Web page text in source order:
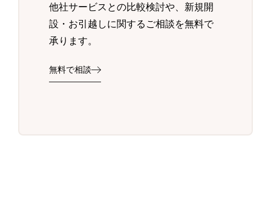
設・お引越しに関するご相談を無料で
承ります。